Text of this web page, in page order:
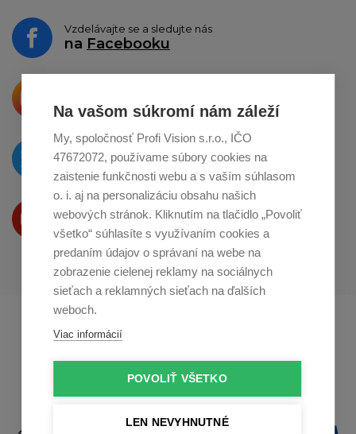
Na vašom súkromí nám záleží
My, spoločnosť Profi Vision s.r.o., IČO
47672072, používame súbory cookies na
zaistenie funkčnosti webu a s vaším súhlasom
o. i. aj na personalizáciu obsahu našich
webových stránok. Kliknutím na tlačidlo „Povoliť
všetko“ súhlasíte s využívaním cookies a
predaním údajov o správaní na webe na
zobrazenie cielenej reklamy na sociálnych
sieťach a reklamných sieťach na ďalších
weboch.
Viac informácií
POVOLIŤ VŠETKO
LEN NEVYHNUTNÉ
Vzdelávajte se a sledujte nás
na Facebooku
o zdieľanie naInstagrame
O novinkách píšeme
naTwitteri
Produkty Vám predstavujeme
na Youtube
Profikuchař.cz